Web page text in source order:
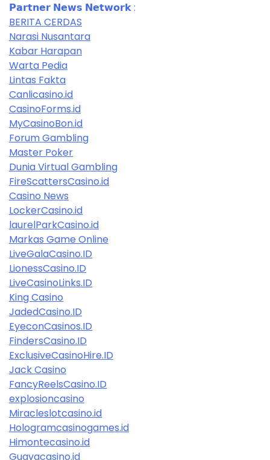
𝗣𝗮𝗿𝘁𝗻𝗲𝗿 𝗡𝗲𝘄𝘀 𝗡𝗲𝘁𝘄𝗼𝗿𝗸 :
BERITA CERDAS
Narasi Nusantara
Kabar Harapan
Warta Pedia
Lintas Fakta
Canlicasino.id
CasinoForms.id
MyCasinoBon.id
Forum Gambling
Master Poker
Dunia Virtual Gambling
FireScattersCasino.id
Casino News
LockerCasino.id
laurelParkCasino.id
Markas Game Online
LiveGalaCasino.ID
LionessCasino.ID
LiveCasinoLinks.ID
King Casino
JadedCasino.ID
EyeconCasinos.ID
FindersCasino.ID
ExclusiveCasinoHire.ID
Jack Casino
FancyReelsCasino.ID
explosioncasino
Miracleslotcasino.id
Hologramcasinogames.id
Himontecasino.id
Guavacasino.id